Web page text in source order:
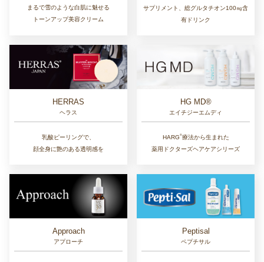
まるで雪のような白肌に魅せる
トーンアップ美容クリーム
サプリメント、総グルタチオン100㎎含
有ドリンク
HERRAS
ヘラス
乳酸ピーリングで、
顔全身に艶のある透明感を
HG MD®
エイチジーエムディ
HARG®︎療法から生まれた
薬用ドクターズヘアケアシリーズ
Approach
アプローチ
Peptisal
ペプチサル